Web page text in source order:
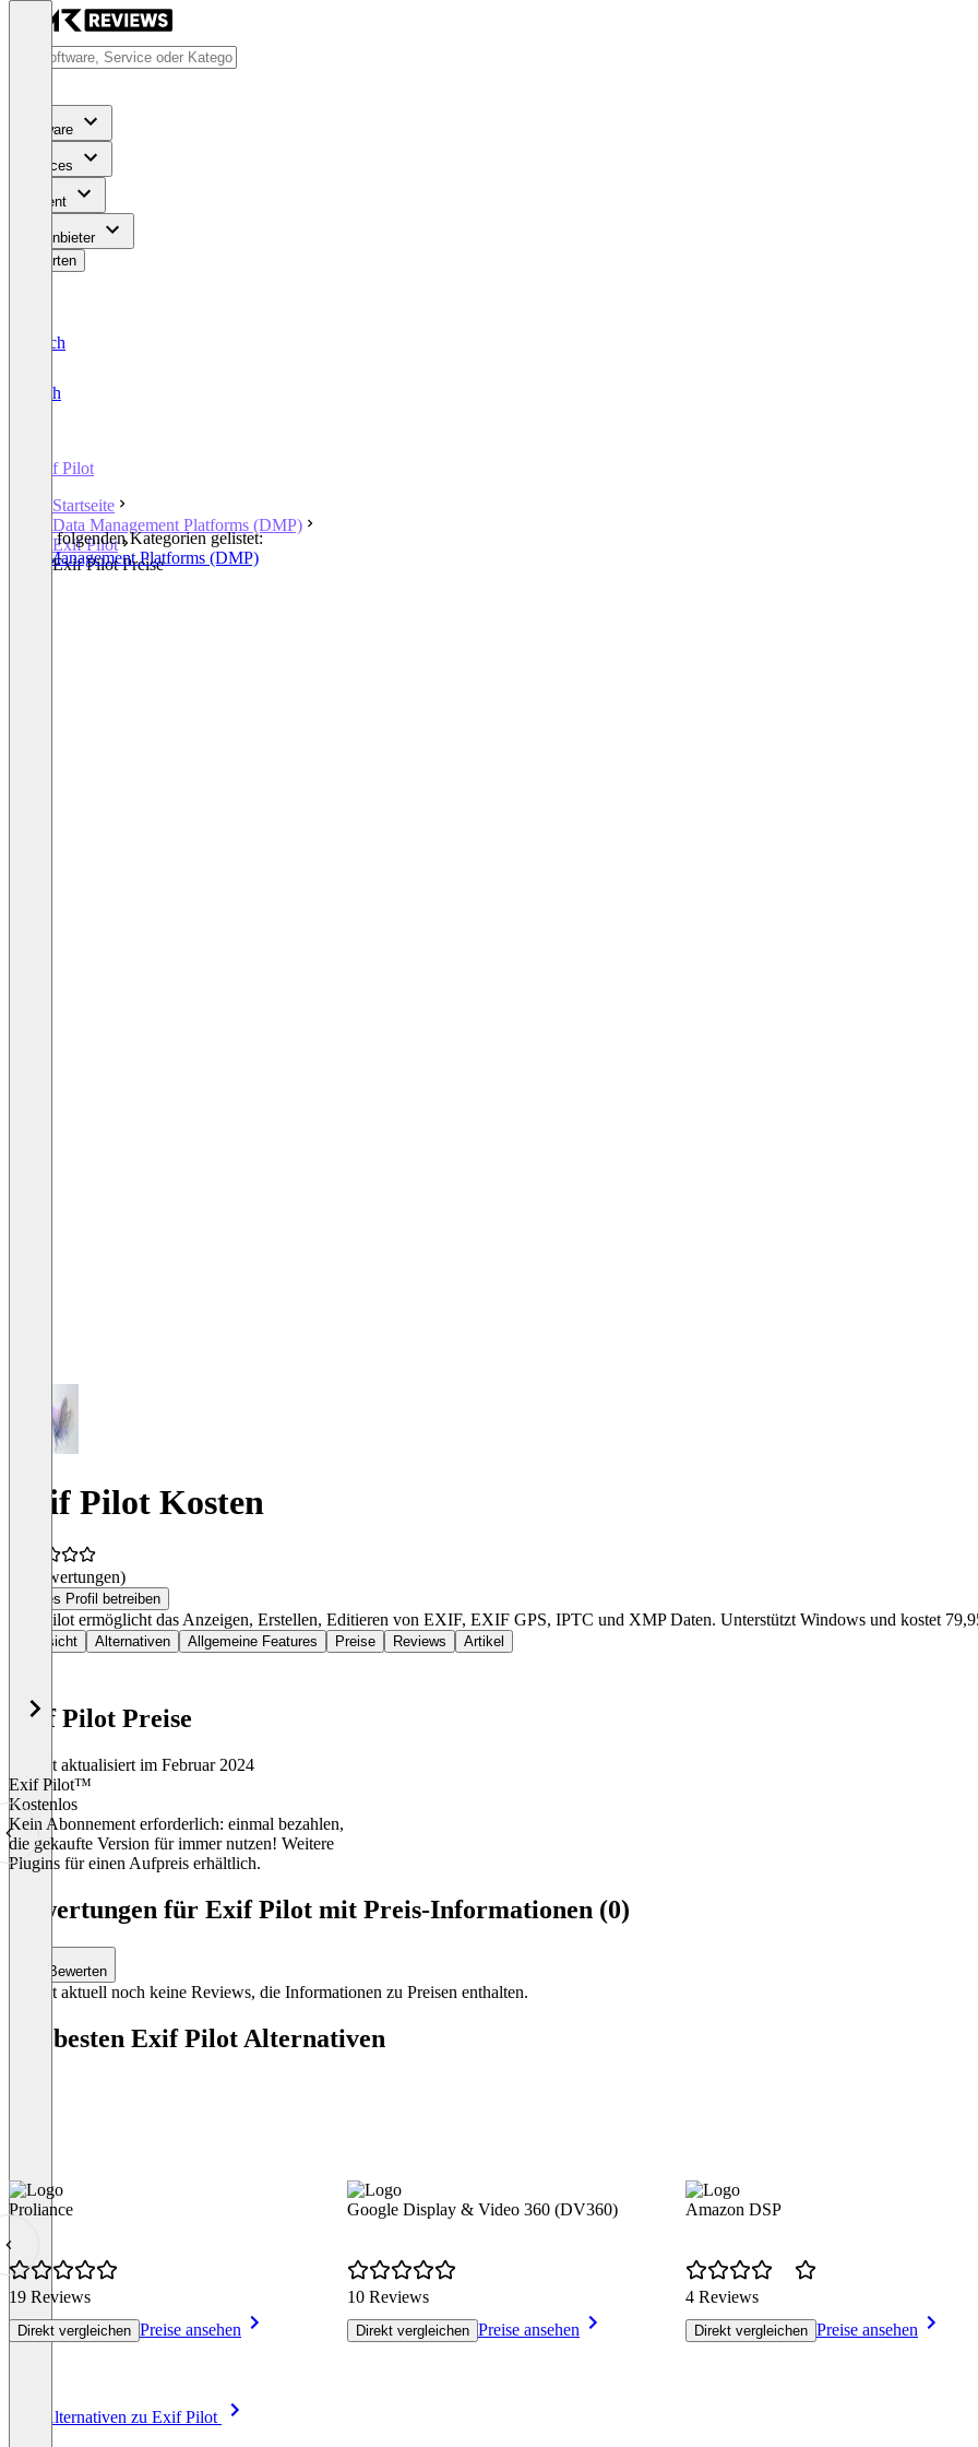
Software
Services
Content
Für Anbieter
Bewerten
Deutsch
English
Exif Pilot
Startseite
Data Management Platforms (DMP)
Exif Pilot
Exif Pilot Preise
In den folgenden Kategorien gelistet:
Data Management Platforms (DMP)
Exif Pilot Kosten
(0 Bewertungen)
Dieses Profil betreiben
Exif Pilot ermöglicht das Anzeigen, Erstellen, Editieren von EXIF, EXIF GPS, IPTC und XMP Daten. Unterstützt Windows und kostet
Übersicht Alternativen Allgemeine Features Preise Reviews Artikel
Exif Pilot Preise
Zuletzt aktualisiert im Februar 2024
Exif Pilot™
Kostenlos
Kein Abonnement erforderlich: einmal bezahlen,
die gekaufte Version für immer nutzen! Weitere
Plugins für einen Aufpreis erhältlich.
Bewertungen für Exif Pilot mit Preis-Informationen (0)
Bewerten
Es gibt aktuell noch keine Reviews, die Informationen zu Preisen enthalten.
Die besten Exif Pilot Alternativen
Proliance
19 Reviews
Direkt vergleichen Preise ansehen
Google Display & Video 360 (DV360)
10 Reviews
Direkt vergleichen Preise ansehen
Amazon DSP
4 Reviews
Direkt vergleichen Preise ansehen
Alle Alternativen zu Exif Pilot